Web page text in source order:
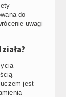
do
uwagi
jest